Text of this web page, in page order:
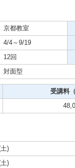
京都教室
4/4～9/19
12回
対面型
受講料
)
)
ツ